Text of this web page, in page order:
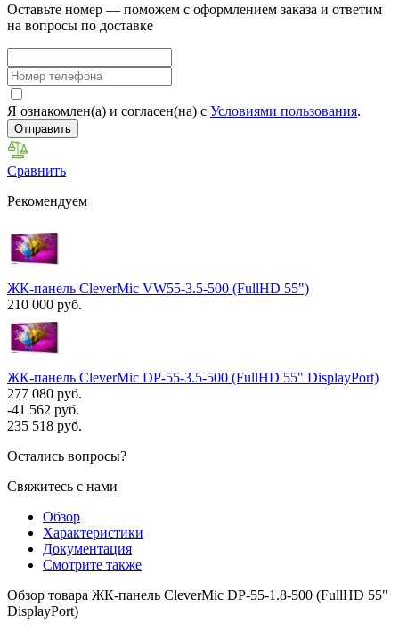
Оставьте номер — поможем с оформлением заказа и ответим
на вопросы по доставке
Я ознакомлен(а) и согласен(на) с Условиями пользования.
Отправить
Сравнить
Рекомендуем
ЖК-панель CleverMic VW55-3.5-500 (FullHD 55")
210 000 руб.
ЖК-панель CleverMic DP-55-3.5-500 (FullHD 55" DisplayPort)
277 080 руб.
-41 562 руб.
235 518 руб.
Остались вопросы?
Свяжитесь с нами
Обзор
Характеристики
Документация
Смотрите также
Обзор товара ЖК-панель CleverMic DP-55-1.8-500 (FullHD 55"
DisplayPort)